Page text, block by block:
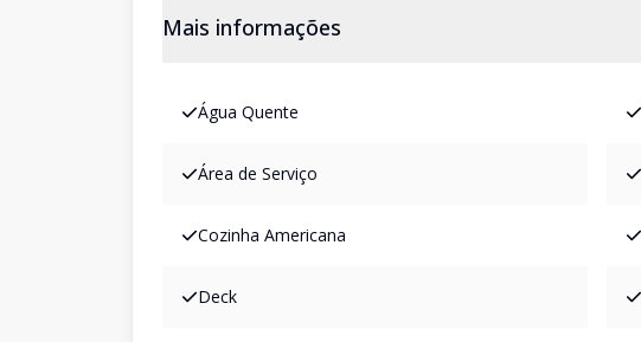
Mais informações
Água Quente
Área de Serviço
Cozinha Americana
Deck